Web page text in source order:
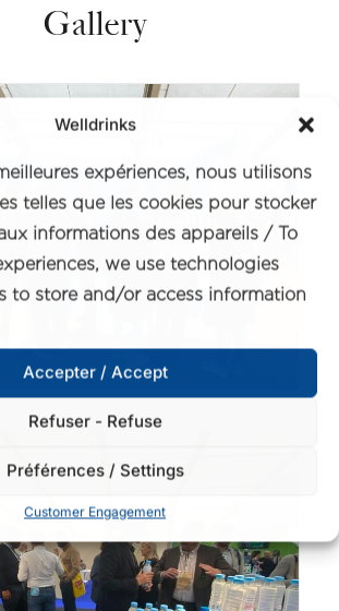
Welldrinks
expériences, nous utilisons
telles que les cookies pour stocker
informations des appareils / To
we use technologies
to store and/or access information
Accepter / Accept
Refuser - Refuse
Préférences / Settings
Customer Engagement
Gallery